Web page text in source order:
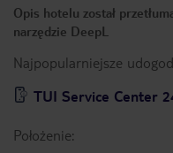
Opis hotelu został
narzędzie DeepL
Najpopularniejsze
TUI Service Center
Położenie: